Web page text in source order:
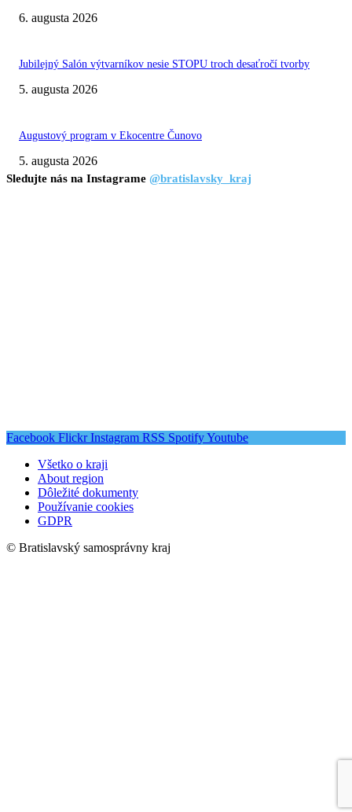
6. augusta 2026
Jubilejný Salón výtvarníkov nesie STOPU troch desaťročí tvorby
5. augusta 2026
Augustový program v Ekocentre Čunovo
5. augusta 2026
Sledujte nás na Instagrame @bratislavsky_kraj
Facebook Flickr Instagram RSS SpotifyYoutube
Všetko o kraji
About region
Dôležité dokumenty
Používanie cookies
GDPR
© Bratislavský samosprávny kraj